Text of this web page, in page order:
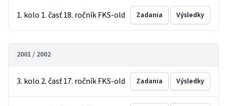
1. kolo 1. časť 18. ročník FKS-old Zadania Výsledky
2001 / 2002
3. kolo 2. časť 17. ročník FKS-old Zadania Výsledky